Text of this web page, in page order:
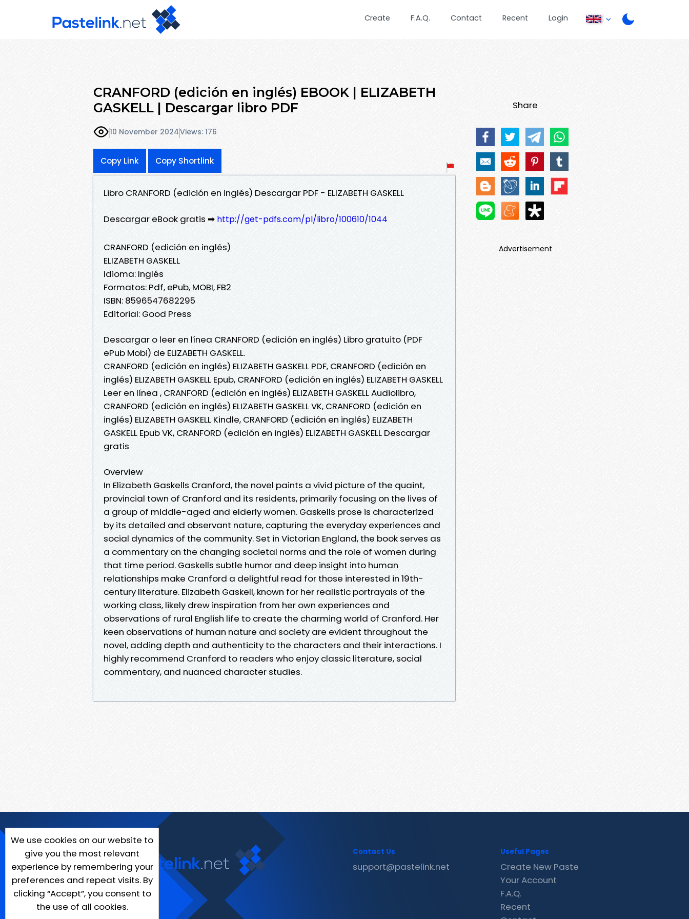
Create F.A.Q. Contact Recent Login
CRANFORD (edición en inglés) EBOOK | ELIZABETH
GASKELL | Descargar libro PDF
10 November 2024Views: 176
Copy Link Copy Shortlink
Libro CRANFORD (edición en inglés) Descargar PDF - ELIZABETH GASKELL
Descargar eBook gratis ➡ http://get-pdfs.com/pl/libro/100610/1044
CRANFORD (edición en inglés)
ELIZABETH GASKELL
Idioma: Inglés
Formatos: Pdf, ePub, MOBI, FB2
ISBN: 8596547682295
Editorial: Good Press
Descargar o leer en línea CRANFORD (edición en inglés) Libro gratuito (PDF
ePub Mobi) de ELIZABETH GASKELL.
CRANFORD (edición en inglés) ELIZABETH GASKELL PDF, CRANFORD (edición en
inglés) ELIZABETH GASKELL Epub, CRANFORD (edición en inglés) ELIZABETH GASKELL
Leer en línea , CRANFORD (edición en inglés) ELIZABETH GASKELL Audiolibro,
CRANFORD (edición en inglés) ELIZABETH GASKELL VK, CRANFORD (edición en
inglés) ELIZABETH GASKELL Kindle, CRANFORD (edición en inglés) ELIZABETH
GASKELL Epub VK, CRANFORD (edición en inglés) ELIZABETH GASKELL Descargar
gratis
Overview
In Elizabeth Gaskells Cranford, the novel paints a vivid picture of the quaint,
provincial town of Cranford and its residents, primarily focusing on the lives of
a group of middle-aged and elderly women. Gaskells prose is characterized
by its detailed and observant nature, capturing the everyday experiences and
social dynamics of the community. Set in Victorian England, the book serves as
a commentary on the changing societal norms and the role of women during
that time period. Gaskells subtle humor and deep insight into human
relationships make Cranford a delightful read for those interested in 19th-
century literature. Elizabeth Gaskell, known for her realistic portrayals of the
working class, likely drew inspiration from her own experiences and
observations of rural English life to create the charming world of Cranford. Her
keen observations of human nature and society are evident throughout the
novel, adding depth and authenticity to the characters and their interactions. I
highly recommend Cranford to readers who enjoy classic literature, social
commentary, and nuanced character studies.
Share
Advertisement
We use cookies on our website to
give you the most relevant
experience by remembering your
preferences and repeat visits. By
clicking “Accept”, you consent to
the use of all cookies.
Contact Us
support@pastelink.net
Useful Pages
Create New Paste
Your Account
F.A.Q.
Recent